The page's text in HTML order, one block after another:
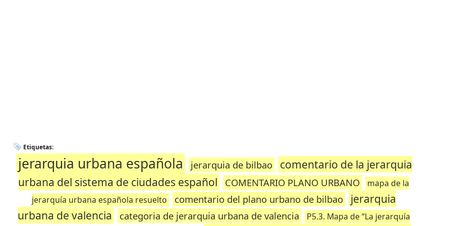
Etiquetas:
jerarquia urbana española jerarquia de bilbao
comentario de la jerarquia
urbana del sistema de ciudades español
COMENTARIO PLANO URBANO
mapa de la
jerarquía urbana española resuelto
comentario del plano urbano de bilbao
jerarquia
urbana de valencia
categoria de jerarquia urbana de valencia P5.3. Mapa de “La jerarquía